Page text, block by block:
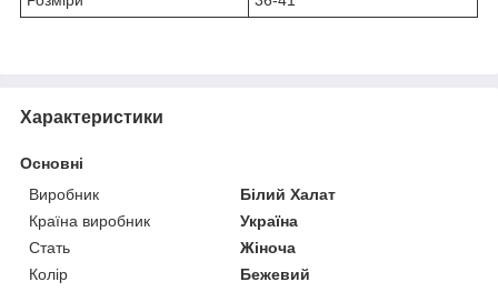
Характеристики
Основні
Виробник
Білий Халат
Країна виробник
Україна
Стать
Жіноча
Колір
Бежевий